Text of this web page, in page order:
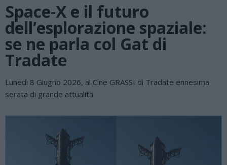
Space-X e il futuro
dell’esplorazione spaziale:
se ne parla col Gat di
Tradate
Lunedì 8 Giugno 2026, al Cine GRASSI di Tradate ennesima
serata di grande attualità